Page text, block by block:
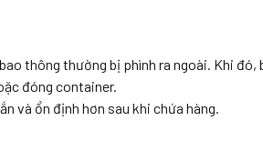
thông thường bị phình ra ngoài. Khi đó,
đóng container.
và ổn định hơn sau khi chứa hàng.